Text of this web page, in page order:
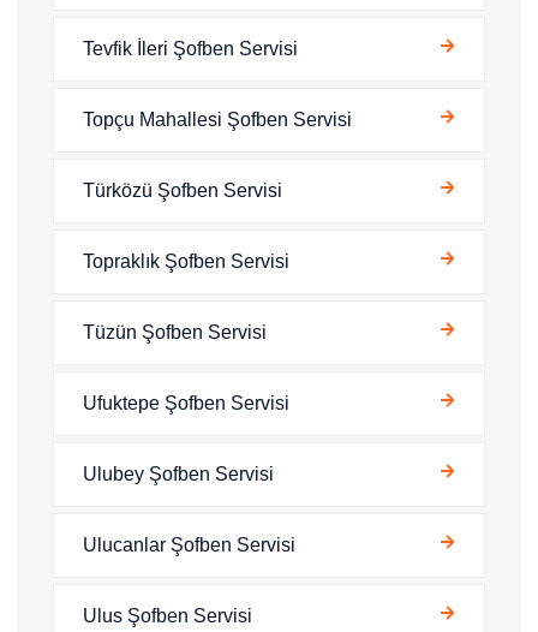
Tevfik İleri Şofben Servisi
Topçu Mahallesi Şofben Servisi
Türközü Şofben Servisi
Topraklık Şofben Servisi
Tüzün Şofben Servisi
Ufuktepe Şofben Servisi
Ulubey Şofben Servisi
Ulucanlar Şofben Servisi
Ulus Şofben Servisi